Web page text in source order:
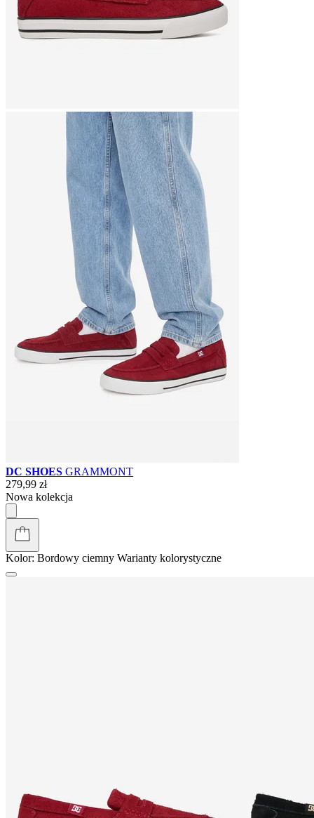
DC SHOES GRAMMONT
279,99 zł
Nowa kolekcja
Kolor: Bordowy ciemny Warianty kolorystyczne